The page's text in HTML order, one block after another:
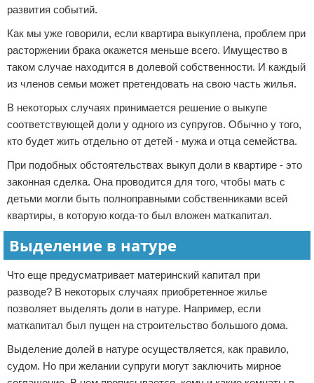
развития событий.
Как мы уже говорили, если квартира выкуплена, проблем при
расторжении брака окажется меньше всего. Имущество в
таком случае находится в долевой собственности. И каждый
из членов семьи может претендовать на свою часть жилья.
В некоторых случаях принимается решение о выкупе
соответствующей доли у одного из супругов. Обычно у того,
кто будет жить отдельно от детей - мужа и отца семейства.
При подобных обстоятельствах выкуп доли в квартире - это
законная сделка. Она проводится для того, чтобы мать с
детьми могли быть полноправными собственниками всей
квартиры, в которую когда-то был вложен маткапитал.
Выделение в натуре
Что еще предусматривает материнский капитал при
разводе? В некоторых случаях приобретенное жилье
позволяет выделять доли в натуре. Например, если
маткапитал был пущен на строительство большого дома.
Выделение долей в натуре осуществляется, как правило,
судом. Но при желании супруги могут заключить мирное